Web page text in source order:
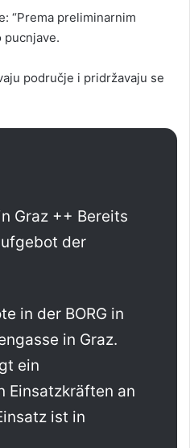
“Prema preliminarnim
pucnjave.
područje i pridržavaju se
Graz ++ Bereits
der
in der BORG in
in Graz.
ein
Einsatzkräften an
ist in